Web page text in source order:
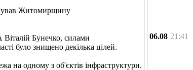
Бунечко, силами
було знищено декілька цілей.
на одному з об'єктів інфраструктури.
06.08 21:41